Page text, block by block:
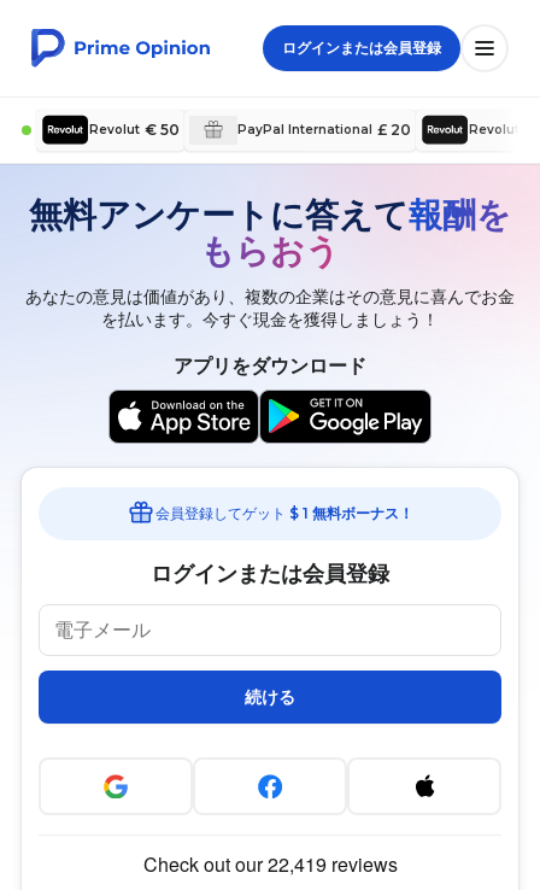
ログインまたは会員登録
Revolut € 50 PayPal International £ 20 Revolut
無料アンケートに答えて報酬を
もらおう
あなたの意見は価値があり、複数の企業はその意見に喜んでお金
を払います。今すぐ現金を獲得しましょう！
アプリをダウンロード
会員登録してゲット $ 1 無料ボーナス！
ログインまたは会員登録
続ける